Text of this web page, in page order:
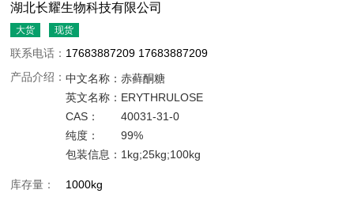
湖北长耀生物科技有限公司
大货 现货
联系电话： 17683887209 17683887209
产品介绍：中文名称：赤藓酮糖
英文名称： ERYTHRULOSE
CAS：
40031-31-0
纯度：
99%
包装信息： 1kg;25kg;100kg
库存量：
1000kg